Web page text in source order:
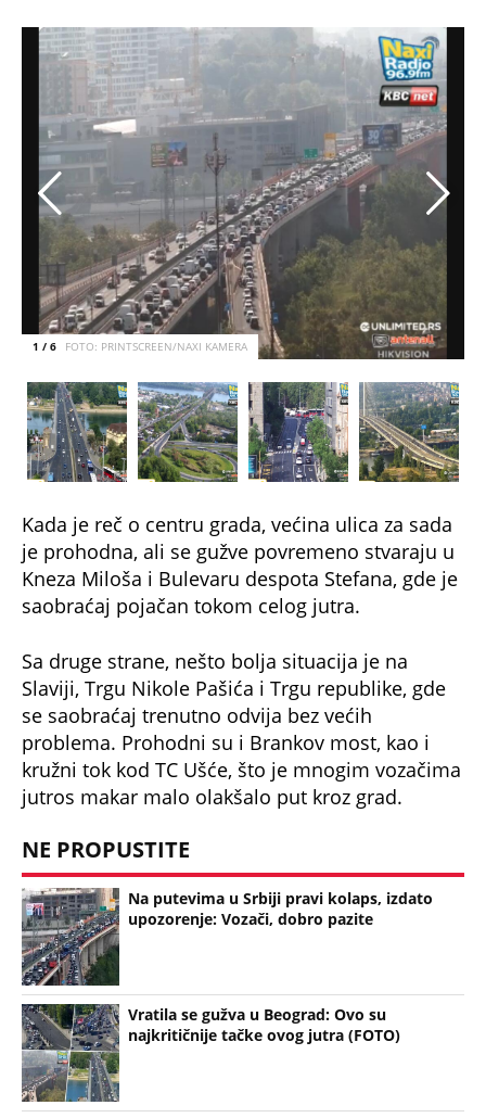
1 / 6 FOTO: PRINTSCREEN/NAXI KAMERA
Kada je reč o centru grada, većina ulica za sada
je prohodna, ali se gužve povremeno stvaraju u
Kneza Miloša i Bulevaru despota Stefana, gde je
saobraćaj pojačan tokom celog jutra.
Sa druge strane, nešto bolja situacija je na
Slaviji, Trgu Nikole Pašića i Trgu republike, gde
se saobraćaj trenutno odvija bez većih
problema. Prohodni su i Brankov most, kao i
kružni tok kod TC Ušće, što je mnogim vozačima
jutros makar malo olakšalo put kroz grad.
NE PROPUSTITE
Na putevima u Srbiji pravi kolaps, izdato
upozorenje: Vozači, dobro pazite
Vratila se gužva u Beograd: Ovo su
najkritičnije tačke ovog jutra (FOTO)